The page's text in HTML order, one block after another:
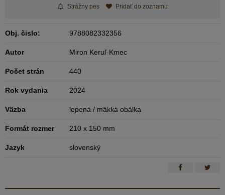
Strážny pes Pridať do zoznamu
Obj. čislo: 9788082332356
Autor Miron Keruľ-Kmec
Počet strán 440
Rok vydania 2024
Väzba lepená / mäkká obálka
Formát rozmer 210 x 150 mm
Jazyk slovenský